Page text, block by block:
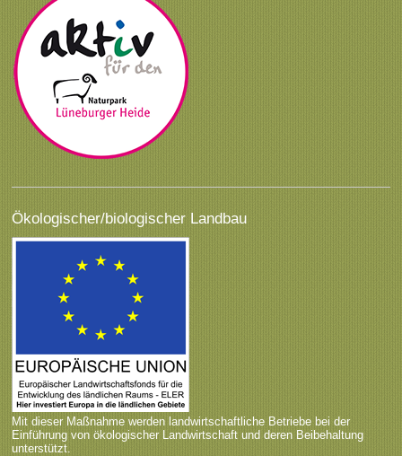
Ökologischer/biologischer Landbau
Mit dieser Maßnahme werden landwirtschaftliche Betriebe bei der
Einführung von ökologischer Landwirtschaft und deren Beibehaltung
unterstützt.